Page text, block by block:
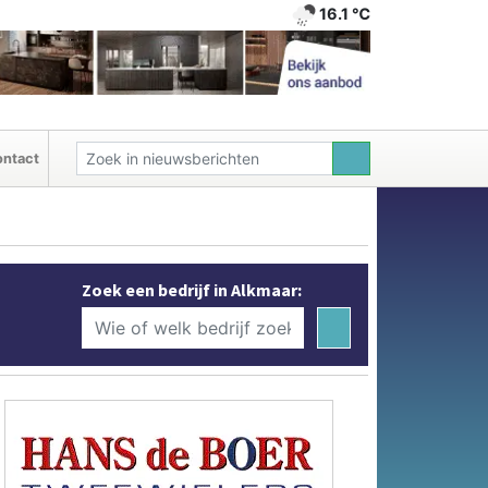
16.1 ℃
Zoek een bedrijf in Alkmaar: